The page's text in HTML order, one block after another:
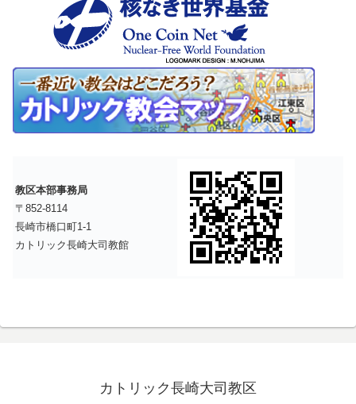
教区本部事務局
〒852-8114
長崎市橋口町1-1
カトリック長崎大司教館
カトリック長崎大司教区